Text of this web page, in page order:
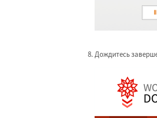
Дождитесь